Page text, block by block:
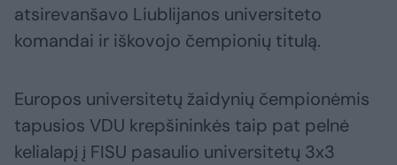
atsirevanšavo Liublijanos universiteto
komandai ir iškovojo čempionių titulą.
Europos universitetų žaidynių čempionėmis
tapusios VDU krepšininkės taip pat pelnė
kelialapį į FISU pasaulio universitetų 3x3